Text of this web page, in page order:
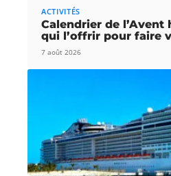
ACTIVITÉS
Calendrier de l’Avent
qui l’offrir pour faire
7 août 2026